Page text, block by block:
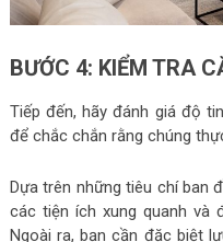
BƯỚC 4: KIỂM TRA
Tiếp đến, hãy đánh giá độ
để chắc chắn rằng chúng
Dựa trên những tiêu chí ban
các tiện ích xung quanh và
Ngoài ra, bạn cần đặc biệt